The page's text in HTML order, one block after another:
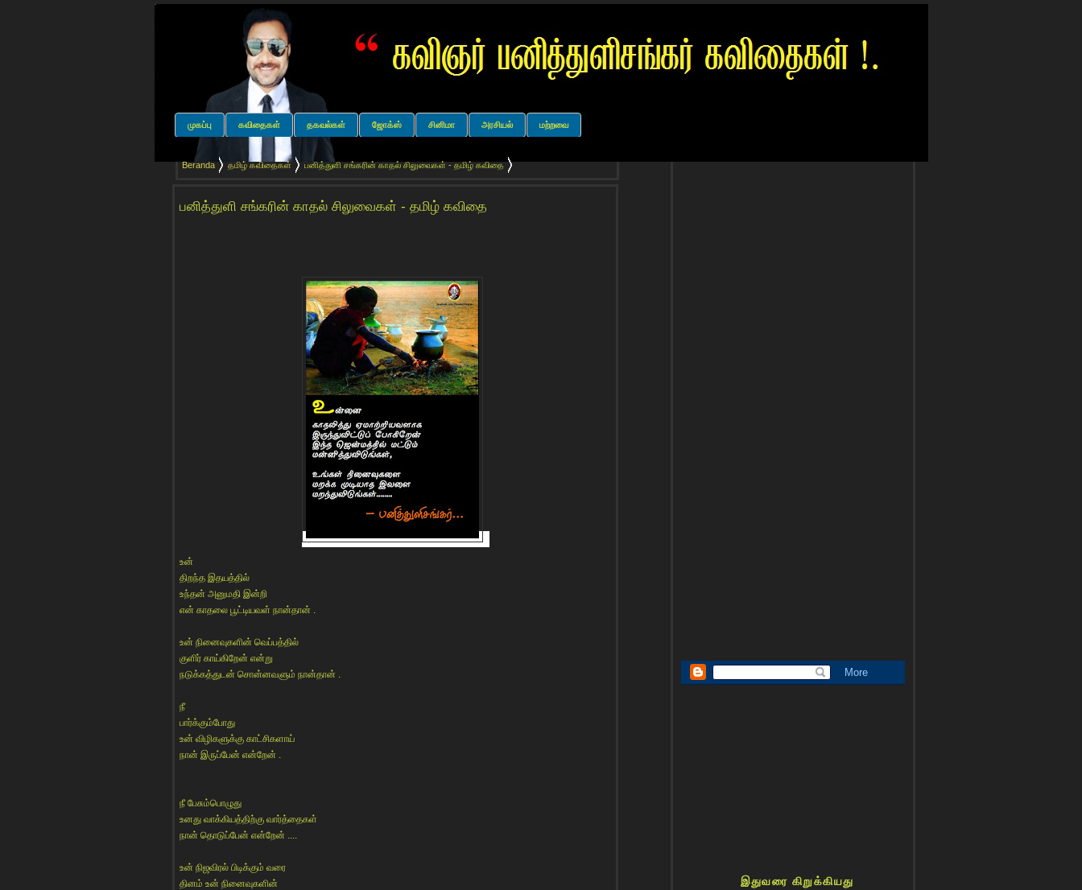
முகப்பு கவிதைகள் தகவல்கள் ஜோக்ஸ் சினிமா அரசியல் மற்றவை
Beranda தமிழ் கவிதைகள் பனித்துளி சங்கரின் காதல் சிலுவைகள் - தமிழ் கவிதை
பனித்துளி சங்கரின் காதல் சிலுவைகள் - தமிழ் கவிதை
உன்
திறந்த இதயத்தில்
உந்தன் அனுமதி இன்றி
என் காதலை பூட்டியவள் நான்தான் .
உன் நினைவுகளின் வெப்பத்தில்
குளிர் காய்கிறேன் என்று
நடுக்கத்துடன் சொன்னவளும் நான்தான் .
நீ
பார்க்கும்போது
உன் விழிகளுக்கு காட்சிகளாய்
நான் இருப்பேன் என்றேன் .
நீ பேசும்பொழுது
உனது வாக்கியத்திற்கு வார்த்தைகள்
நான் தொடுப்பேன் என்றேன் ....
உன் நிஜவிரல் பிடிக்கும் வரை
தினம் உன் நினைவுகளின்
இதுவரை கிறுக்கியது